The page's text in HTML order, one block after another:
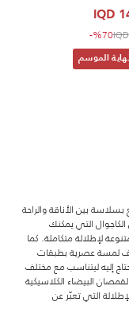
Price
to 14,750.00 IQD
%70-
الموسم
بين الأناقة والراحة
التي يمكنك
لإطلالة متكاملة. كما
لمسة عصرية بطبقات
إليه ليتناسب مع مختلف
البيضاء الكلاسيكية
التي تعبّر عن